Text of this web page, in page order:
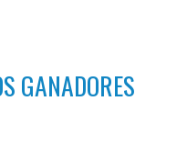
GANADORES